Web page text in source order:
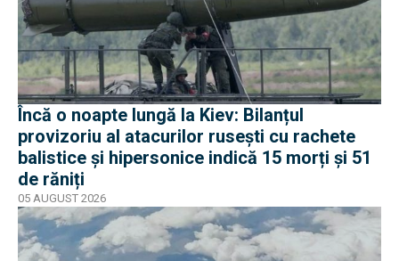
Încă o noapte lungă la Kiev: Bilanțul
provizoriu al atacurilor rusești cu rachete
balistice și hipersonice indică 15 morți și 51
de răniți
05 AUGUST 2026